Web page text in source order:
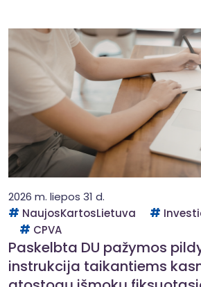
2026 m. liepos 31 d.
NaujosKartosLietuva
CPVA
Paskelbta DU pažymos
instrukcija taikantiems